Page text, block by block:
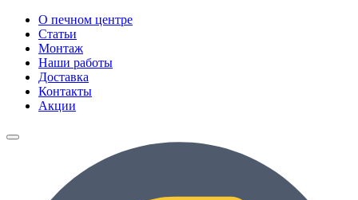
О печном центре
Статьи
Монтаж
Наши работы
Доставка
Контакты
Акции